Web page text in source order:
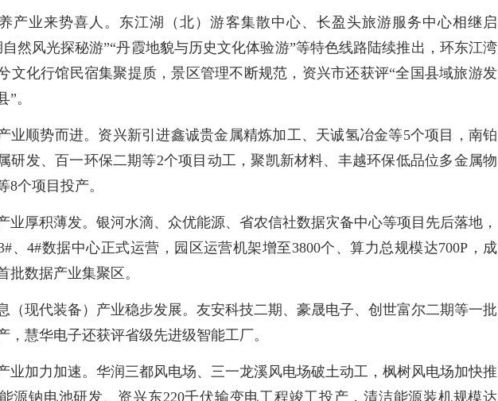
产业来势喜人。东江湖（北）游客集散中心、长盈头旅游服务中心相继启
然风光探秘游”“丹霞地貌与历史文化体验游”等特色线路陆续推出，环东江湾
文化行馆民宿集聚提质，景区管理不断规范，资兴市还获评“全国县域旅游发
”。
业顺势而进。资兴新引进鑫诚贵金属精炼加工、天诚氢冶金等5个项目，南铂
研发、百一环保二期等2个项目动工，聚凯新材料、丰越环保低品位多金属物
8个项目投产。
业厚积薄发。银河水滴、众优能源、省农信社数据灾备中心等项目先后落地，
、4#数据中心正式运营，园区运营机架增至3800个、算力总规模达700P，成
批数据产业集聚区。
（现代装备）产业稳步发展。友安科技二期、豪晟电子、创世富尔二期等一批
，慧华电子还获评省级先进级智能工厂。
业加力加速。华润三都风电场、三一龙溪风电场破土动工，枫树风电场加快推
源钠电池研发、资兴东220千伏输变电工程竣工投产，清洁能源装机规模达